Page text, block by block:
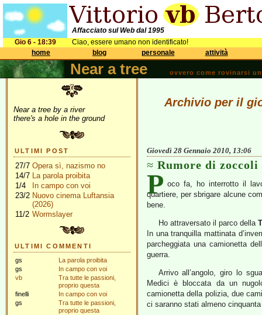
Affacciato sul Web dal 1995
Gio 6 - 18:39
Ciao, essere umano non identificato!
home
blog personale attività
Near a tree ovvero come rovinarsi
Near a tree by a river
there's a hole in the ground
ULTIMI POST
27/7 Opera sì, nazismo no
14/7 La parola proibita
1/4
In campo con voi
23/2 Nuovo cinema Luftansia
(2026)
11/2 Wormslayer
ULTIMI COMMENTI
gs
La parola proibita
gs
In campo con voi
vb
Tra tutte le passioni,
proprio questa
finelli
In campo con voi
gs
Tra tutte le passioni,
proprio questa
Archivio per il
Giovedì 28 Gennaio 2010, 13:06
Rumore di zoccoli
P oco fa, ho interrotto il
quartiere, per sbrigare alcune
bene.
Ho attraversato il parco della
In una tranquilla mattinata
parcheggiata una camionetta
guerra.
Arrivo all’angolo, giro lo
Medici è bloccata da un
camionetta della polizia, due
ci saranno stati almeno